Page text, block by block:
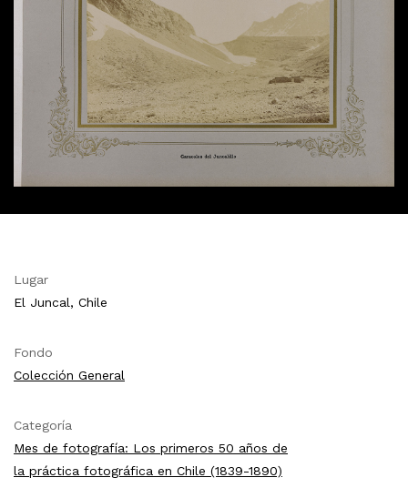
Lugar
El Juncal, Chile
Fondo
Colección General
Categoría
Mes de fotografía: Los primeros 50 años de
la práctica fotográfica en Chile (1839-1890)